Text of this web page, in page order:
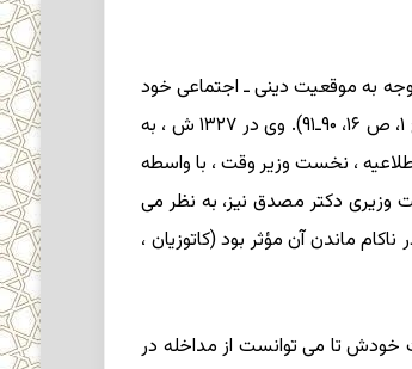
به موقعیت دینی ـ اجتماعی خود
از یک سو و نفوذ در دربار از سوی دیگر، نسبت به حل مشکلات سیاسی ، اجتماعی و دینی مردم اقدام می نمود (رجوع کنید به شهربانی کشور، ج ۱، ص ۱۶، ۹۰ـ۹۱). وی در ۱۳۲۷ ش ، به
، نخست وزیر وقت ، با واسطه
وزیری دکتر مصدق نیز، به نظر می
ماندن آن مؤثر بود (کاتوزیان ،
خودش تا می توانست از مداخله در